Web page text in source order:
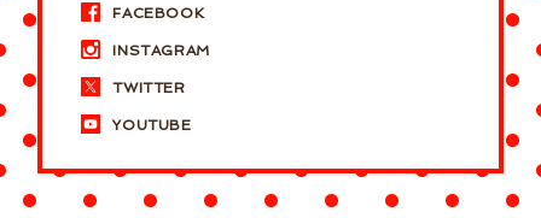
FACEBOOK
INSTAGRAM
TWITTER
YOUTUBE